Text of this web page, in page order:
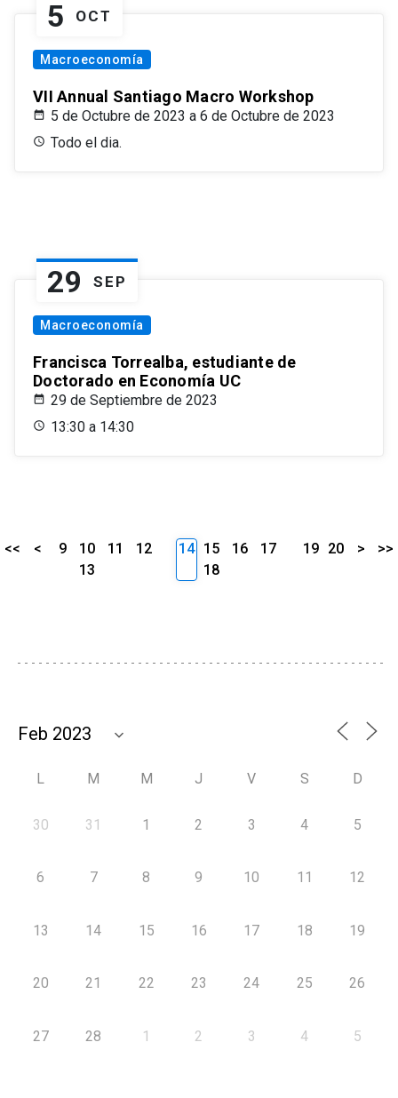
5 OCT
Macroeconomía
VII Annual Santiago Macro Workshop
5 de Octubre de 2023 a 6 de Octubre de 2023
Todo el dia.
29 SEP
Macroeconomía
Francisca Torrealba, estudiante de
Doctorado en Economía UC
29 de Septiembre de 2023
13:30 a 14:30
<< < 9 10 11
12
13
14 15 16
17
18
19 20 > >>
L M M J V S D
30 31 1 2 3 4 5
6 7 8 9 10 11 12
13 14 15 16 17 18 19
20 21 22 23 24 25 26
27 28 1 2 3 4 5